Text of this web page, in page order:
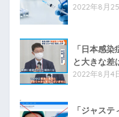
2022年8月
「日本感
と大きな差
2022年8月4
「ジャス